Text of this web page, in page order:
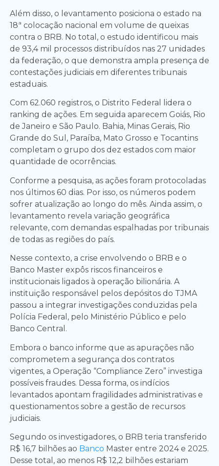
Além disso, o levantamento posiciona o estado na
18ª colocação nacional em volume de queixas
contra o BRB. No total, o estudo identificou mais
de 93,4 mil processos distribuídos nas 27 unidades
da federação, o que demonstra ampla presença de
contestações judiciais em diferentes tribunais
estaduais.
Com 62.060 registros, o Distrito Federal lidera o
ranking de ações. Em seguida aparecem Goiás, Rio
de Janeiro e São Paulo. Bahia, Minas Gerais, Rio
Grande do Sul, Paraíba, Mato Grosso e Tocantins
completam o grupo dos dez estados com maior
quantidade de ocorrências.
Conforme a pesquisa, as ações foram protocoladas
nos últimos 60 dias. Por isso, os números podem
sofrer atualização ao longo do mês. Ainda assim, o
levantamento revela variação geográfica
relevante, com demandas espalhadas por tribunais
de todas as regiões do país.
Nesse contexto, a crise envolvendo o BRB e o
Banco Master expôs riscos financeiros e
institucionais ligados à operação bilionária. A
instituição responsável pelos depósitos do TJMA
passou a integrar investigações conduzidas pela
Polícia Federal, pelo Ministério Público e pelo
Banco Central.
Embora o banco informe que as apurações não
comprometem a segurança dos contratos
vigentes, a Operação “Compliance Zero” investiga
possíveis fraudes. Dessa forma, os indícios
levantados apontam fragilidades administrativas e
questionamentos sobre a gestão de recursos
judiciais.
Segundo os investigadores, o BRB teria transferido
R$ 16,7 bilhões ao Banco Master entre 2024 e 2025.
Desse total, ao menos R$ 12,2 bilhões estariam